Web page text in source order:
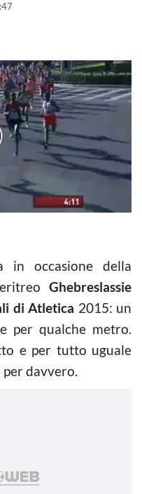
in occasione della
Ghebreslassie
di Atletica 2015: un
per qualche metro.
e per tutto uguale
davvero.